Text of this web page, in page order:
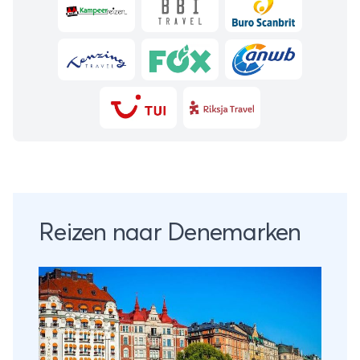
geschiedenis. Musea, historische gebouwen, maar
het Modern Art Museum tot het Historical
uitgaansstraat van Aalborg, met de meeste bars,
Scandinavische landen. Ook zijn er meer zonuren
dan in Nederland, dus lange
zomerdagengegarandeerd! Hoewel strand met
7.000 kilometer kustlijn nooit ver weg is, vind je de
beste stranden van Denemarken aan de oostkust.
Reizen naar Denemarken